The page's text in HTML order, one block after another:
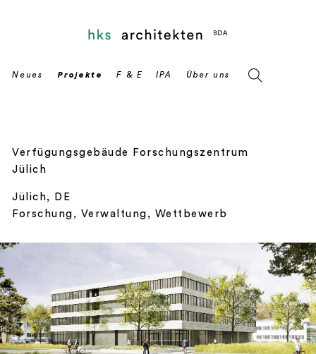
Verfügungsgebäude Forschungszentrum
Jülich
Jülich, DE
Forschung, Verwaltung, Wettbewerb